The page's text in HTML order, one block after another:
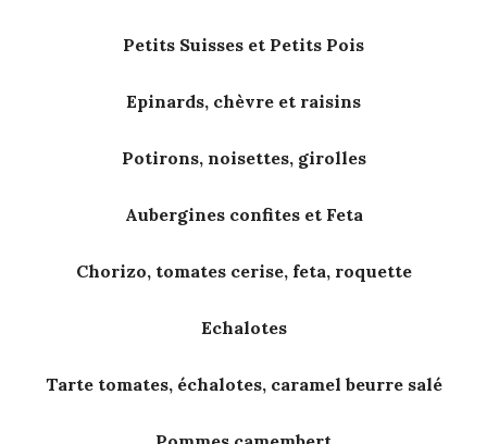
Petits Suisses et Petits Pois
Epinards, chèvre et raisins
Potirons, noisettes, girolles
Aubergines confites et Feta
Chorizo, tomates cerise, feta, roquette
Echalotes
Tarte tomates, échalotes, caramel beurre salé